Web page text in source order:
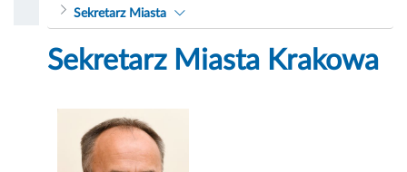
Sekretarz Miasta
Sekretarz Miasta Krakowa